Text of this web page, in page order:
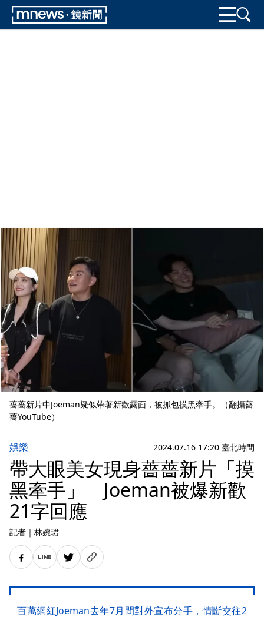
薔薔新片中Joeman疑似帶著新歡露面，被抓包摸黑牽手。（翻攝薔
薔YouTube）
娛樂 2024.07.16 17:20 臺北時間
帶大眼美女現身薔薔新片「摸
黑牽手」 Joeman被爆新歡
21字回應
記者 ｜ 林婉珺
百萬網紅Joeman去年7月間對外宣布分手，情斷交往2